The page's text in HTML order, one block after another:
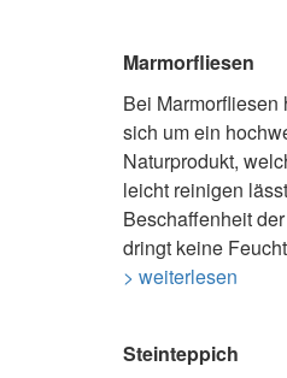
Marmorfliesen
Bei Marmorfliesen
sich um ein
Naturprodukt,
leicht reinigen
Beschaffenheit
dringt keine
> weiterlesen
Steinteppich